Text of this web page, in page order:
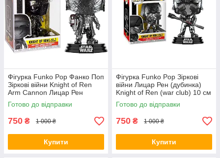
Фігурка Funko Pop Фанко Поп
Зіркові війни Knight of Ren
Arm Cannon Лицар Рен
(Ручна гармата) 10 см SW KR
334
Готово до відправки
750 ₴ 1 000 ₴
Купити
Фігурка Funko Pop Зіркові
війни Лицар Рен (дубинка)
Knight of Ren (war club) 10 см
SW KR 332
Готово до відправки
750 ₴ 1 000 ₴
Купити